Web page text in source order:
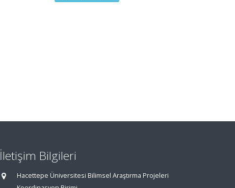
İletişim Bilgileri
Hacettepe Üniversitesi Bilimsel Araştırma Projeleri